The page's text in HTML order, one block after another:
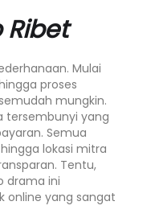
Ribet
Mulai
proses
mungkin.
tersembunyi yang
Semua
lokasi mitra
Tentu,
drama ini
online yang sangat